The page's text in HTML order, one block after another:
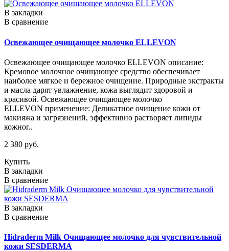
В закладки
В сравнение
Освежающее очищающее молочко ELLEVON
Освежающее очищающее молочко ELLEVON описание:
Кремовое молочное очищающее средство обеспечивает
наиболее мягкое и бережное очищение. Природные экстракты
и масла дарят увлажнение, кожа выглядит здоровой и
красивой. Освежающее очищающее молочко
ELLEVON применение: Деликатное очищение кожи от
макияжа и загрязнений, эффективно растворяет липиды
кожног..
2 380 руб.
Купить
В закладки
В сравнение
В закладки
В сравнение
Hidraderm Milk Очищающее молочко для чувствительной
кожи SESDERMA